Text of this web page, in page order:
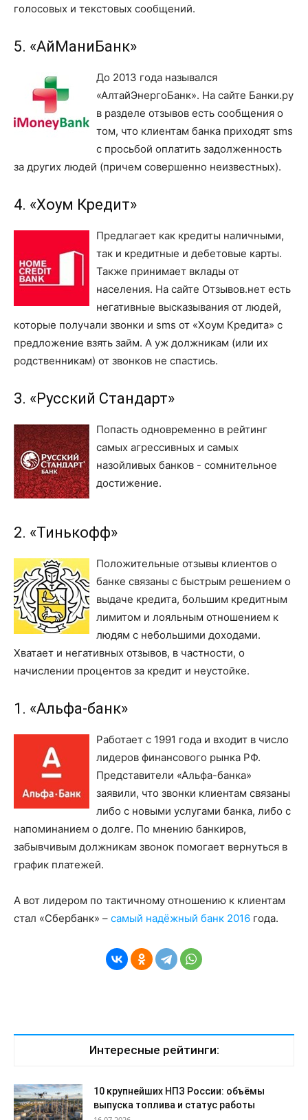
голосовых и текстовых сообщений.
5. «АйМаниБанк»
До 2013 года назывался
«АлтайЭнергоБанк». На сайте Банки.ру
в разделе отзывов есть сообщения о
том, что клиентам банка приходят sms
с просьбой оплатить задолженность
за других людей (причем совершенно неизвестных).
4. «Хоум Кредит»
Предлагает как кредиты наличными,
так и кредитные и дебетовые карты.
Также принимает вклады от
населения. На сайте Отзывов.нет есть
негативные высказывания от людей,
которые получали звонки и sms от «Хоум Кредита» с
предложение взять займ. А уж должникам (или их
родственникам) от звонков не спастись.
3. «Русский Стандарт»
Попасть одновременно в рейтинг
самых агрессивных и самых
назойливых банков - сомнительное
достижение.
2. «Тинькофф»
Положительные отзывы клиентов о
банке связаны с быстрым решением о
выдаче кредита, большим кредитным
лимитом и лояльным отношением к
людям с небольшими доходами.
Хватает и негативных отзывов, в частности, о
начислении процентов за кредит и неустойке.
1. «Альфа-банк»
Работает с 1991 года и входит в число
лидеров финансового рынка РФ.
Представители «Альфа-банка»
заявили, что звонки клиентам связаны
либо с новыми услугами банка, либо с
напоминанием о долге. По мнению банкиров,
забывчивым должникам звонок помогает вернуться в
график платежей.
А вот лидером по тактичному отношению к клиентам
стал «Сбербанк» – самый надёжный банк 2016 года.
Интересные рейтинги:
10 крупнейших НПЗ России: объёмы
выпуска топлива и статус работы